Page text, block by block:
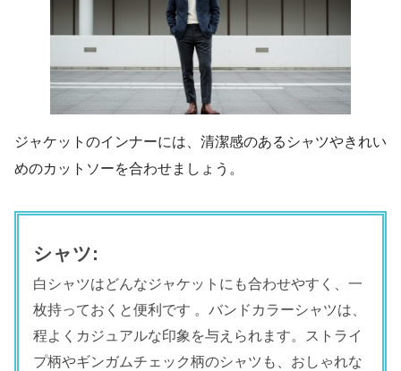
ジャケットのインナーには、清潔感のあるシャツやきれい
めのカットソーを合わせましょう。
シャツ:
白シャツはどんなジャケットにも合わせやすく、一
枚持っておくと便利です 。バンドカラーシャツは、
程よくカジュアルな印象を与えられます。ストライ
プ柄やギンガムチェック柄のシャツも、おしゃれな